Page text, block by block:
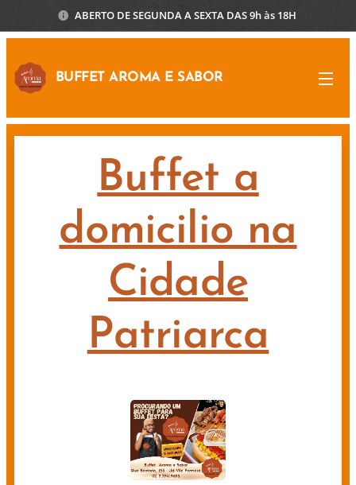
ABERTO DE SEGUNDA A SEXTA DAS 9h às 18H
BUFFET AROMA E SABOR
Buffet a
domicilio na
Cidade
Patriarca